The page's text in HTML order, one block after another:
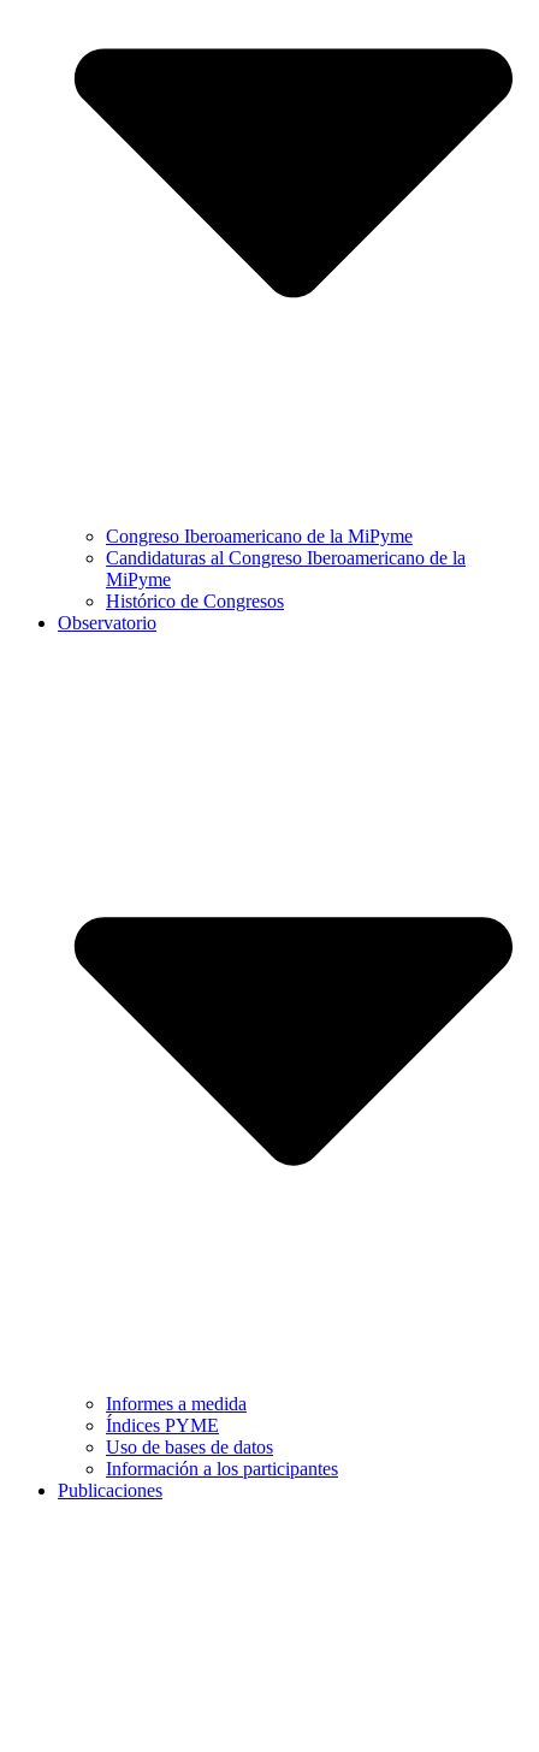
Congreso Iberoamericano de la MiPyme
Candidaturas al Congreso Iberoamericano de la
MiPyme
Histórico de Congresos
Observatorio
Informes a medida
Índices PYME
Uso de bases de datos
Información a los participantes
Publicaciones